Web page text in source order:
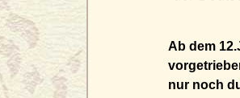
Ab dem
nur noch